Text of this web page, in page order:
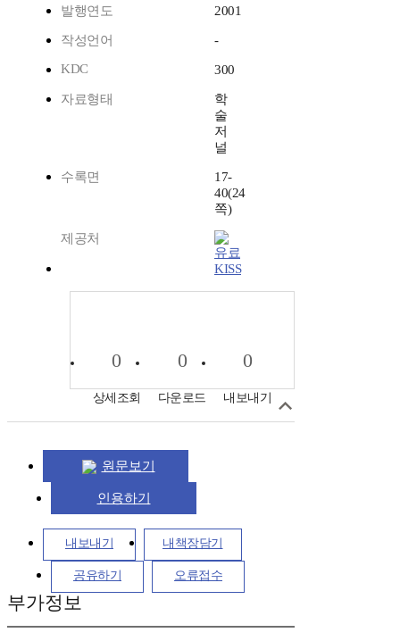
발행연도 2001
작성언어
-
KDC
300
자료형태
학
술
저
널
수록면
17-
40(24
쪽)
제공처
KISS
0
상세조회
0
다운로드
0
내보내기
원문보기
인용하기
내보내기 내책장담기
공유하기 오류접수
부가정보